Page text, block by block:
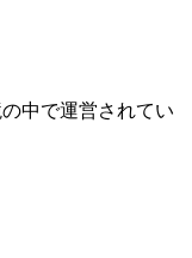
中で運営されてい